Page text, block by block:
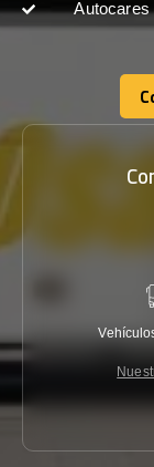
Autocares